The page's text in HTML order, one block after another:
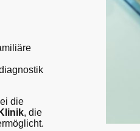
die
, die